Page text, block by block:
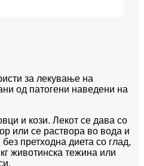
за лекување на
од патогени наведени на
и кози. Лекот се дава со
или се раствора во вода и
претходна диета со глад,
животинска тежина или